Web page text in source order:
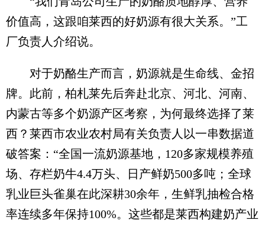
价值高，这跟咱莱西的好奶源有很大关系。”工
厂负责人介绍说。
对于奶酪生产而言，奶源就是生命线、金招
牌。此前，柏札莱先后奔赴北京、河北、河南、
内蒙古等多个奶源产区考察，为何最终选择了莱
西？莱西市农业农村局有关负责人以一串数据道
破答案：“全国一流奶源基地，120多家规模养殖
场、存栏奶牛4.4万头、日产鲜奶500多吨；全球
乳业巨头雀巢在此深耕30余年，生鲜乳抽检合格
率连续多年保持100%。这些都是莱西构建奶产业